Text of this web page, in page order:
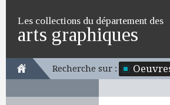
Les collections du département des
arts graphiques
Recherche sur :